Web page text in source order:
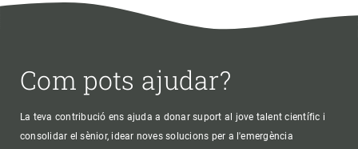
Com pots ajudar?
La teva contribució ens ajuda a donar suport al jove talent científic i
consolidar el sènior, idear noves solucions per a l'emergència